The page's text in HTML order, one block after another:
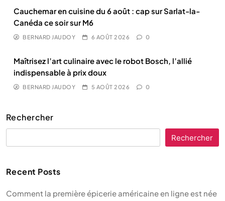
Cauchemar en cuisine du 6 août : cap sur Sarlat-la-
Canéda ce soir sur M6
BERNARD JAUDOY 6 AOÛT 2026 0
Maîtrisez l’art culinaire avec le robot Bosch, l’allié
indispensable à prix doux
BERNARD JAUDOY 5 AOÛT 2026 0
Rechercher
Rechercher
Recent Posts
Comment la première épicerie américaine en ligne est née